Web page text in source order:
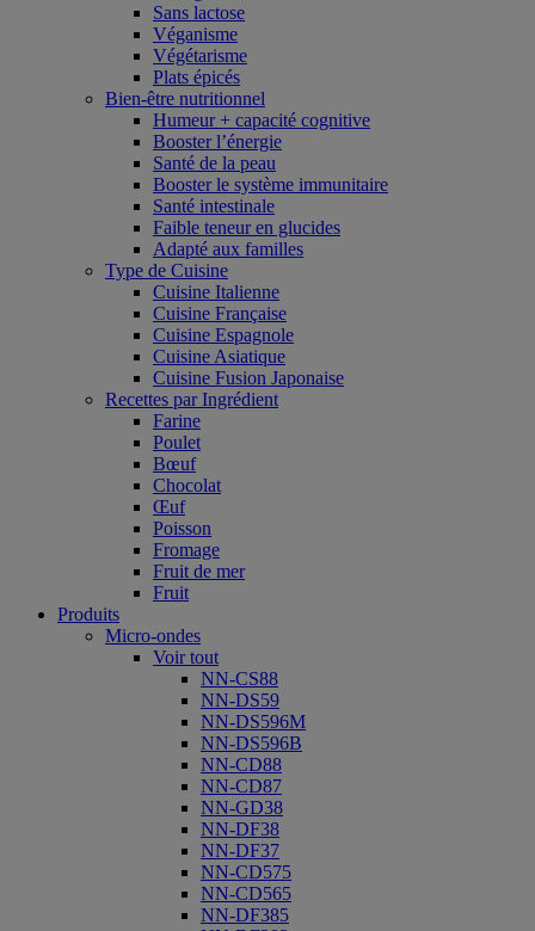
Sans lactose
Véganisme
Végétarisme
Plats épicés
Bien-être nutritionnel
Humeur + capacité cognitive
Booster l’énergie
Santé de la peau
Booster le système immunitaire
Santé intestinale
Faible teneur en glucides
Adapté aux familles
Type de Cuisine
Cuisine Italienne
Cuisine Française
Cuisine Espagnole
Cuisine Asiatique
Cuisine Fusion Japonaise
Recettes par Ingrédient
Farine
Poulet
Bœuf
Chocolat
Œuf
Poisson
Fromage
Fruit de mer
Fruit
Produits
Micro-ondes
Voir tout
NN-CS88
NN-DS59
NN-DS596M
NN-DS596B
NN-CD88
NN-CD87
NN-GD38
NN-DF38
NN-DF37
NN-CD575
NN-CD565
NN-DF385